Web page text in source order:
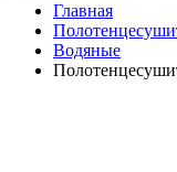
Главная
Водяные